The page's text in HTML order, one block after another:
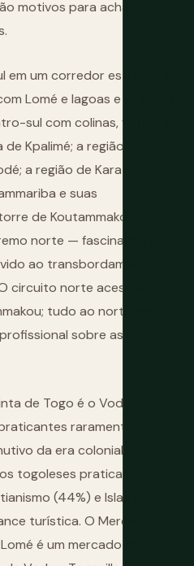
motivos para achá-lo
um corredor estreito: a
Lomé e lagoas e praias; a
sul com colinas, florestas,
Kpalimé; a região
a região de Kara no
e suas
de Koutammakou; e a
norte — fascinante, mas
ao transbordamento
circuito norte acessível
tudo ao norte de
sobre as
de Togo é o Vodun — um
raramente
da era colonial).
togoleses praticam Vodun
(44%) e Islamismo
turística. O Mercado de
é um mercado de